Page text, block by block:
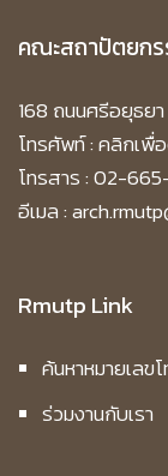
คณะสถาปัตยก
168 ถนนศรีอยุธย
โทรศัพท์ :คลิกเพื่
โทรสาร : 02-
อีเมล :
Rmutp Link
ค้นหาหมายเลข
ร่วมงานกับเรา